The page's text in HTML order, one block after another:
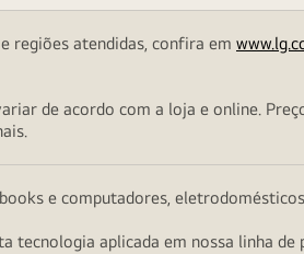
regiões atendidas, confira em
de acordo com a loja e online.
e computadores,
tecnologia aplicada em nossa linha